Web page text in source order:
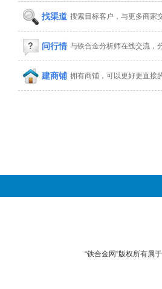
找渠道 搜索目标客户，与更多商家
问行情 与铁合金分析师在线交流，
建商铺 拥有商铺，可以更好更直接
“铁合金网”版权所有属